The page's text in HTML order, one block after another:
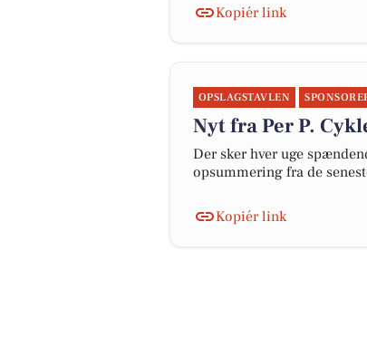
Kopiér link
OPSLAGSTAVLEN
Nyt fra Per P.
Der sker hver uge
opsummering fra de
Kopiér link